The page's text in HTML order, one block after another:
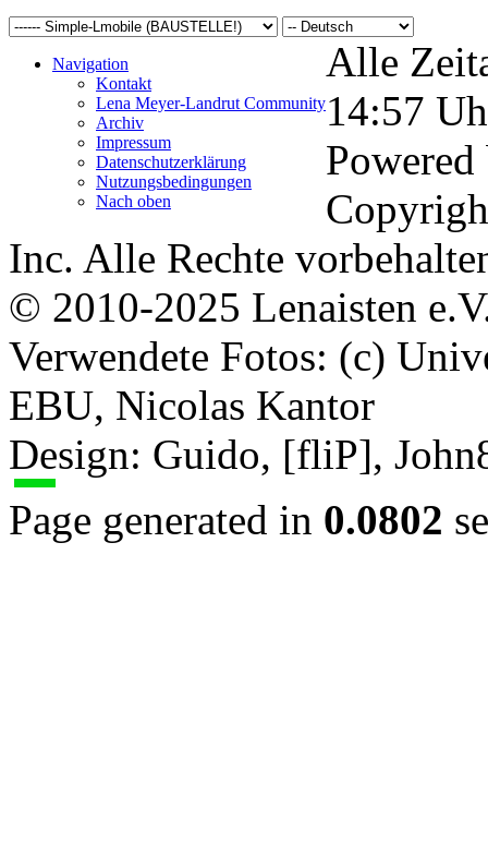
Navigation
Kontakt
Lena Meyer-Landrut Community
Archiv
Impressum
Datenschutzerklärung
Nutzungsbedingungen
Nach oben
Alle
14:57
Inc. Alle Rechte
© 2010-2025 Lenaisten
Verwendete Fotos: (c)
EBU, Nicolas Kantor
Design: Guido, [fliP],
Page generated in 0.0802